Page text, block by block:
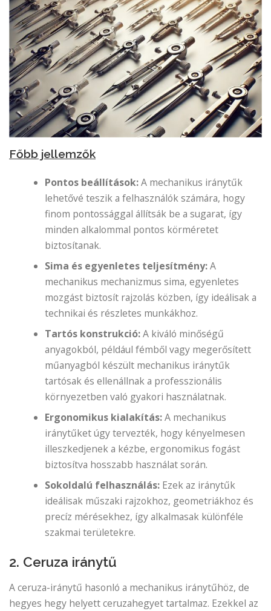
Főbb jellemzők
Pontos beállítások:A mechanikus iránytűk
lehetővé teszik a felhasználók számára, hogy
finom pontossággal állítsák be a sugarat, így
minden alkalommal pontos körméretet
biztosítanak.
Sima és egyenletes teljesítmény:A
mechanikus mechanizmus sima, egyenletes
mozgást biztosít rajzolás közben, így ideálisak a
technikai és részletes munkákhoz.
Tartós konstrukció:A kiváló minőségű
anyagokból, például fémből vagy megerősített
műanyagból készült mechanikus iránytűk
tartósak és ellenállnak a professzionális
környezetben való gyakori használatnak.
Ergonomikus kialakítás:A mechanikus
iránytűket úgy tervezték, hogy kényelmesen
illeszkedjenek a kézbe, ergonomikus fogást
biztosítva hosszabb használat során.
Sokoldalú felhasználás: Ezek az iránytűk
ideálisak műszaki rajzokhoz, geometriákhoz és
precíz mérésekhez, így alkalmasak különféle
szakmai területekre.
2. Ceruza iránytű
A ceruza-iránytű hasonló a mechanikus iránytűhöz, de
hegyes hegy helyett ceruzahegyet tartalmaz. Ezekkel az